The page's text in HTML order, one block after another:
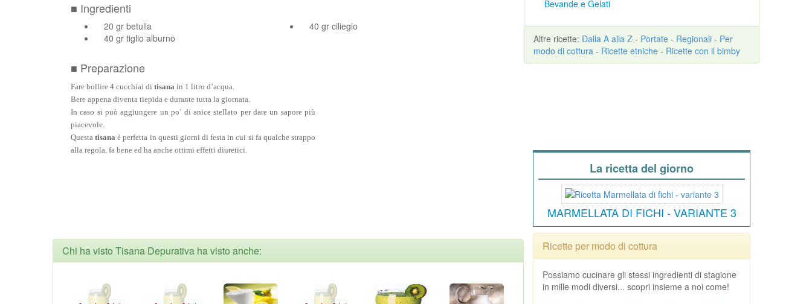
■ Ingredienti
20 gr betulla
40 gr ciliegio
40 gr tiglio alburno
■ Preparazione
Fare bollire 4 cucchiai di tisana in 1 litro d’acqua.
Bere appena diventa tiepida e durante tutta la giornata.
In caso si può aggiungere un po’ di anice stellato per dare un sapore più
piacevole.
Questatisana è perfetta in questi giorni di festa in cui si fa qualche strappo
alla regola, fa bene ed ha anche ottimi effetti diuretici.
Chi ha visto Tisana Depurativa ha visto anche:
Bevande e Gelati
Altre ricette: Dalla A alla Z - Portate - Regionali - Per
modo di cottura - Ricette etniche - Ricette con il bimby
La ricetta del giorno
MARMELLATA DI FICHI - VARIANTE 3
Ricette per modo di cottura
Possiamo cucinare gli stessi ingredienti di stagione
in mille modi diversi... scopri insieme a noi come!